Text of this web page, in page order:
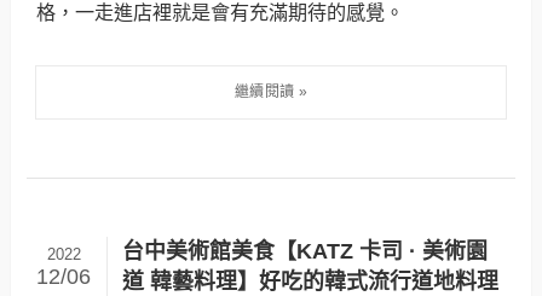
格，一走進店裡就是會有充滿期待的感覺。
台中美術館美食【KATZ 卡司 · 美術園
道 韓藝料理】好吃的韓式流行道地料理
2022
12/06